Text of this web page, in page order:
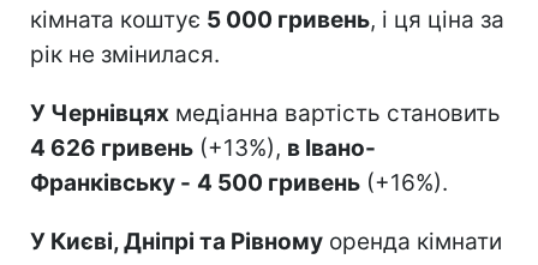
кімната коштує 5 000 гривень, і ця ціна за
рік не змінилася.
У Чернівцях медіанна вартість становить
4 626 гривень (+13%), в Івано-
Франківську - 4 500 гривень (+16%).
У Києві, Дніпрі та Рівному оренда кімнати